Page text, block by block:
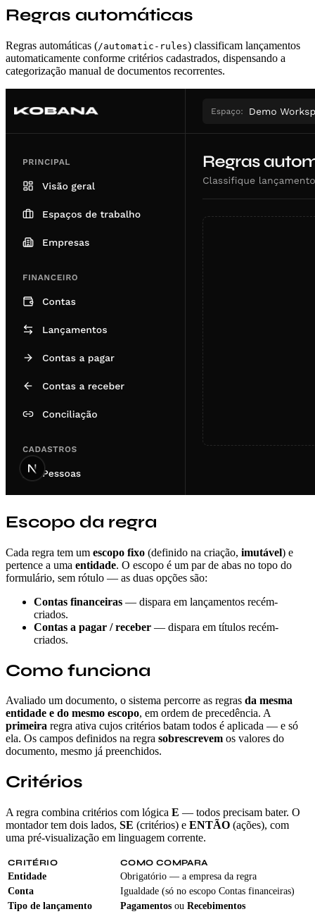
Regras automáticas
Regras automáticas (/automatic-rules) classificam lançamentos
automaticamente conforme critérios cadastrados, dispensando a
categorização manual de documentos recorrentes.
Escopo da regra
Cada regra tem um escopo fixo (definido na criação, imutável) e
pertence a uma entidade. O escopo é um par de abas no topo do
formulário, sem rótulo — as duas opções são:
Contas financeiras — dispara em lançamentos recém-
criados.
Contas a pagar / receber — dispara em títulos recém-
criados.
Como funciona
Avaliado um documento, o sistema percorre as regras da mesma
entidade e do mesmo escopo, em ordem de precedência. A
primeira regra ativa cujos critérios batam todos é aplicada — e só
ela. Os campos definidos na regra sobrescrevem os valores do
documento, mesmo já preenchidos.
Critérios
A regra combina critérios com lógica E — todos precisam bater. O
montador tem dois lados, SE (critérios) e ENTÃO (ações), com
uma pré-visualização em linguagem corrente.
CRITÉRIO COMO COMPARA
Entidade
Obrigatório — a empresa da regra
Conta
Igualdade (só no escopo Contas financeiras)
Tipo de lançamento
Pagamentos ou Recebimentos